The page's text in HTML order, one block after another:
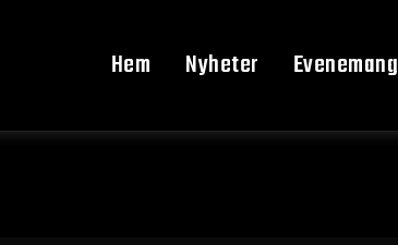
Hem Nyheter Evenemang